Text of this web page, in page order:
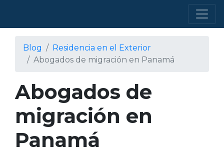
Blog
Residencia en el Exterior
Abogados de migración en Panamá
Abogados de
migración en
Panamá